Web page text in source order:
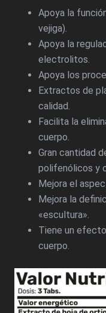
Apoya la
vejiga).
Apoya la
electrolitos.
Apoya los
Extractos de
calidad.
Facilita la
cuerpo.
Gran cantidad
polifenólicos y
Mejora el
Mejora la
«escultura».
Tiene un
cuerpo.